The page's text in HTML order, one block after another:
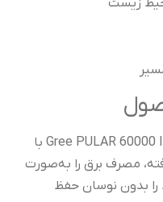
Gree PULAR 60000 Inverter با
مصرف برق را به‌صورت
بدون نوسان حفظ